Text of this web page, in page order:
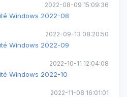
2022-08-09 15:09:36
Windows 2022-08
2022-09-13 08:20:50
Windows 2022-09
2022-10-11 12:04:08
Windows 2022-10
2022-11-08 16:01:01